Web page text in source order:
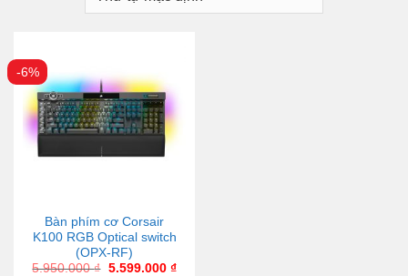
-6%
Bàn phím cơ Corsair
K100 RGB Optical switch
(OPX-RF)
5.950.000₫ 5.599.000 ₫